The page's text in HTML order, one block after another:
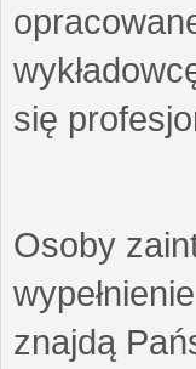
się
Osoby
znajdą